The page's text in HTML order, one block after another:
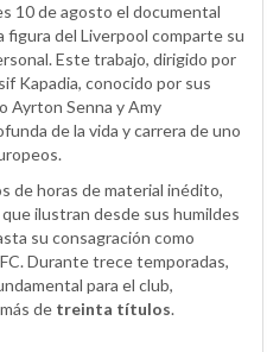
10 de agosto el documental
figura del Liverpool comparte su
Este trabajo, dirigido por
Kapadia, conocido por sus
Ayrton Senna y Amy
de la vida y carrera de uno
de horas de material inédito,
ilustran desde sus humildes
su consagración como
Durante trece temporadas,
para el club,
de treinta títulos.